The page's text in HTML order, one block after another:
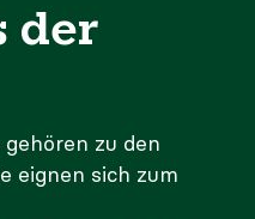
der
zu den
eignen sich zum